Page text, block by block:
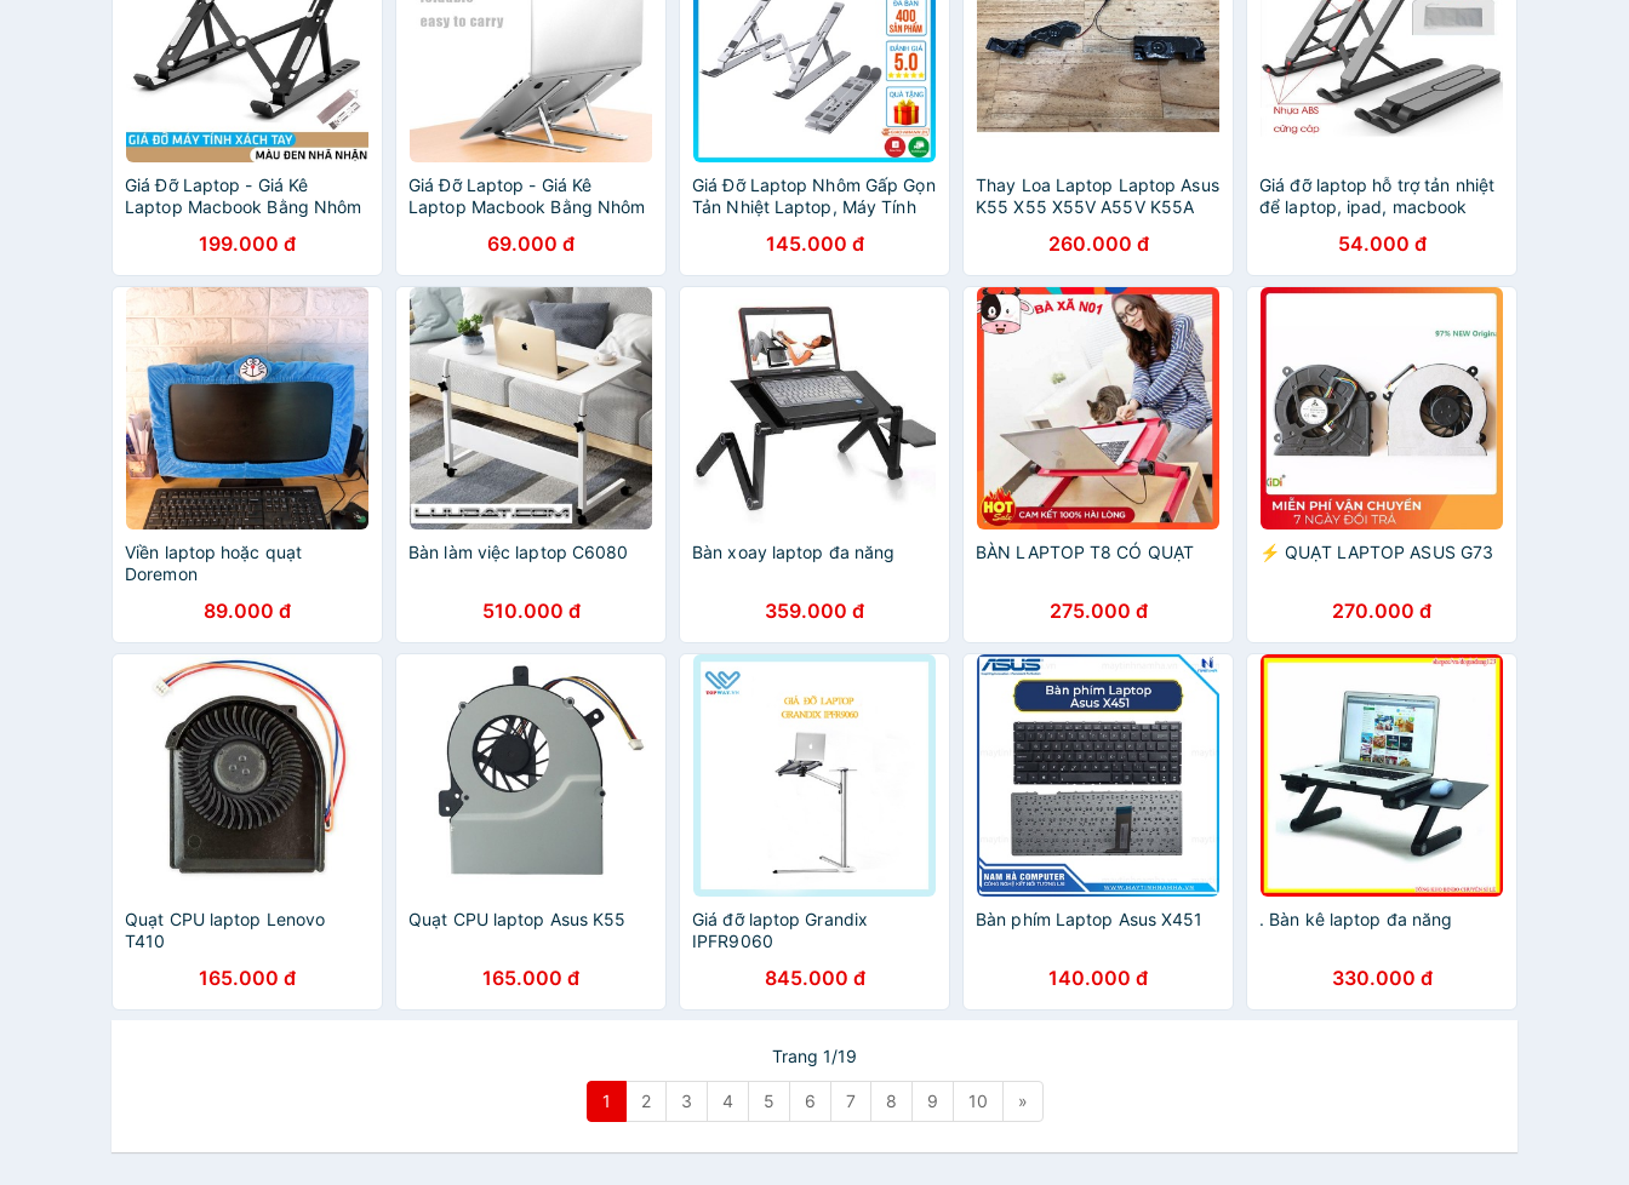
Giá Đỡ Laptop - Giá Kê
Laptop Macbook Bằng Nhôm
Sang Trọng Có Thể Gấp Gọn
Laptop Stand
199.000 đ
Giá Đỡ Laptop - Giá Kê
Laptop Macbook Bằng Nhôm
Sang Trọng Có Thể Gấp Gọn
Laptop Stand
69.000 đ
Giá Đỡ Laptop Nhôm Gấp Gọn
Tản Nhiệt Laptop, Máy Tính
145.000 đ
Thay Loa Laptop Laptop Asus
K55 X55 X55V A55V K55A
260.000 đ
Giá đỡ laptop hỗ trợ tản nhiệt
để laptop, ipad, macbook
54.000 đ
Viền laptop hoặc quạt
Doremon
89.000 đ
Bàn làm việc laptop C6080
510.000 đ
Bàn xoay laptop đa năng
359.000 đ
BÀN LAPTOP T8 CÓ QUẠT
275.000 đ
⚡️ QUẠT LAPTOP ASUS G73
270.000 đ
Quạt CPU laptop Lenovo
T410
165.000 đ
Quạt CPU laptop Asus K55
165.000 đ
Giá đỡ laptop Grandix
IPFR9060
845.000 đ
Bàn phím Laptop Asus X451
140.000 đ
. Bàn kê laptop đa năng
330.000 đ
Trang 1/19
1 2 3 4 5 6 7 8 9 10 »